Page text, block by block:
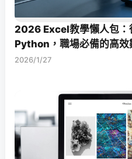
2026 Excel教學懶人包
Python，職場必備的高效
2026/1/27